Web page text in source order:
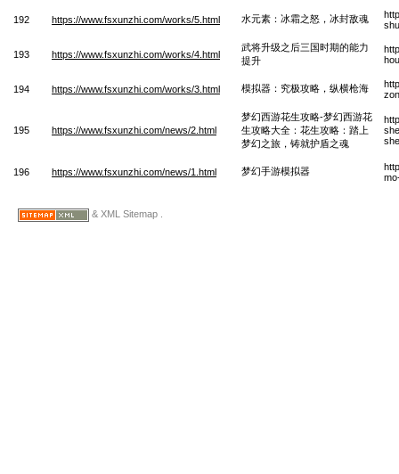
192 https://www.fsxunzhi.com/works/5.html 水元素：冰霜之怒，冰封敌魂
193 https://www.fsxunzhi.com/works/4.html
武将升级之后三国时期的能力
提升
194 https://www.fsxunzhi.com/works/3.html 模拟器：究极攻略，纵横枪海
195 https://www.fsxunzhi.com/news/2.html
梦幻西游花生攻略-梦幻西游花
生攻略大全：花生攻略：踏上
梦幻之旅，铸就护盾之魂
196 https://www.fsxunzhi.com/news/1.html 梦幻手游模拟器
& XML Sitemap .